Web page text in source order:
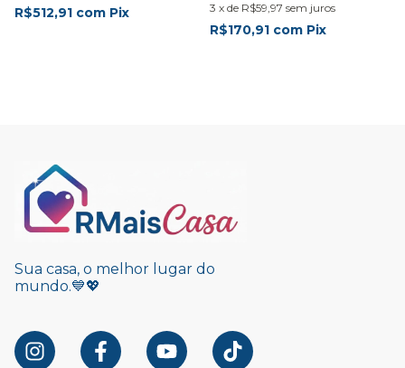
R$512,91 com Pix
3 x de R$59,97 sem juros
R$170,91 com Pix
Sua casa, o melhor lugar do
mundo.💙💖